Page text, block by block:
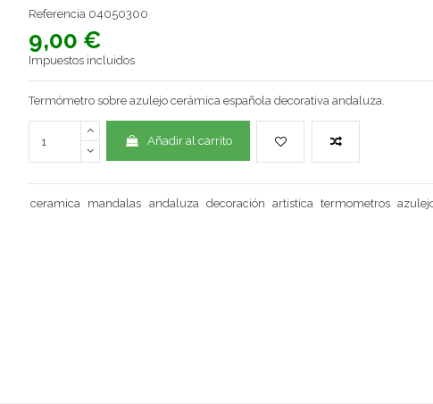
Referencia 04050300
9,00 €
Impuestos incluidos
Termómetro sobre azulejo cerámica española decorativa andaluza.
Añadir al carrito
ceramica mandalas andaluza decoración artistica termometros